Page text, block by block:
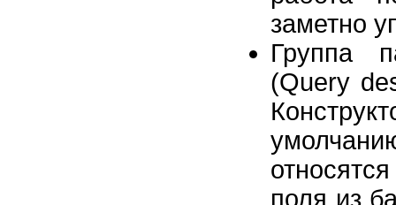
заметно
Группа
(Query
поля из